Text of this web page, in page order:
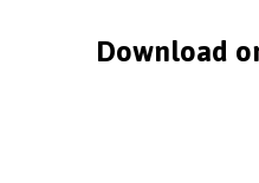
Download